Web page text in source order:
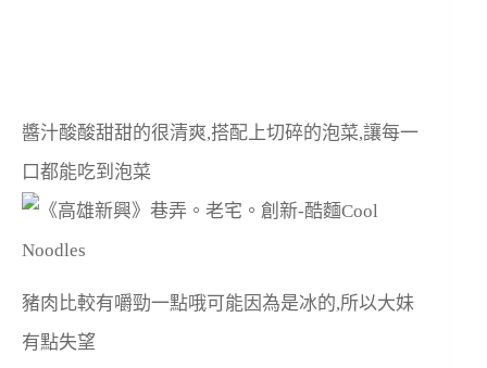
醬汁酸酸甜甜的很清爽,搭配上切碎的泡菜,讓每一
口都能吃到泡菜
豬肉比較有嚼勁一點哦可能因為是冰的,所以大妹
有點失望